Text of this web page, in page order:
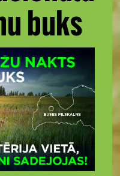
buks